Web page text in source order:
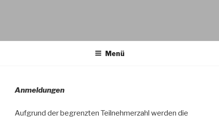
Menü
Anmeldungen
Aufgrund der begrenzten Teilnehmerzahl werden die